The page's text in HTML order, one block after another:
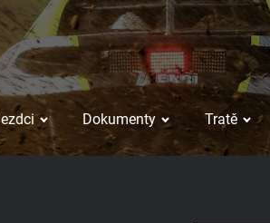
Dokumenty Tratě